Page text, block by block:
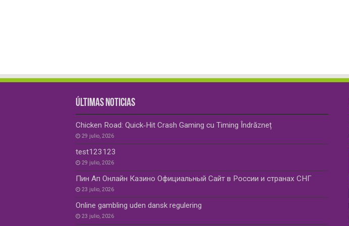
ÚLTIMAS NOTICIAS
Chicken Road: Quick‑Hit Crash Gaming cu Timing Îndrăzneț
29 julio, 2026
test123123
29 julio, 2026
Пин Ап Онлайн Казино Официальный Сайт в России и странах СНГ
23 julio, 2026
Online gambling uden dansk regulering
23 julio, 2026